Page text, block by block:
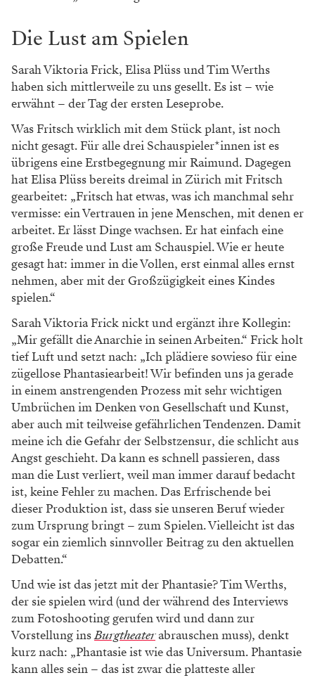
Die Lust am Spielen
Sarah Viktoria Frick, Elisa Plüss und Tim Werths
haben sich mittlerweile zu uns gesellt. Es ist – wie
erwähnt – der Tag der ersten Leseprobe.
Was Fritsch wirklich mit dem Stück plant, ist noch
nicht gesagt. Für alle drei Schauspieler*innen ist es
übrigens eine Erstbegegnung mir Raimund. Dagegen
hat Elisa Plüss bereits dreimal in Zürich mit Fritsch
gearbeitet: „Fritsch hat etwas, was ich manchmal sehr
vermisse: ein Vertrauen in jene Menschen, mit denen er
arbeitet. Er lässt Dinge wachsen. Er hat einfach eine
große Freude und Lust am Schauspiel. Wie er heute
gesagt hat: immer in die Vollen, erst einmal alles ernst
nehmen, aber mit der Großzügigkeit eines Kindes
spielen.“
Sarah Viktoria Frick nickt und ergänzt ihre Kollegin:
„Mir gefällt die Anarchie in seinen Arbeiten.“ Frick holt
tief Luft und setzt nach: „Ich plädiere sowieso für eine
zügellose Phantasiearbeit! Wir befinden uns ja gerade
in einem anstrengenden Prozess mit sehr wichtigen
Umbrüchen im Denken von Gesellschaft und Kunst,
aber auch mit teilweise gefährlichen Tendenzen. Damit
meine ich die Gefahr der Selbstzensur, die schlicht aus
Angst geschieht. Da kann es schnell passieren, dass
man die Lust verliert, weil man immer darauf bedacht
ist, keine Fehler zu machen. Das Erfrischende bei
dieser Produktion ist, dass sie unseren Beruf wieder
zum Ursprung bringt – zum Spielen. Vielleicht ist das
sogar ein ziemlich sinnvoller Beitrag zu den aktuellen
Debatten.“
Und wie ist das jetzt mit der Phantasie? Tim Werths,
der sie spielen wird (und der während des Interviews
zum Fotoshooting gerufen wird und dann zur
Vorstellung insBurgtheaterabrauschen muss), denkt
kurz nach: „Phantasie ist wie das Universum. Phantasie
kann alles sein – das ist zwar die platteste aller